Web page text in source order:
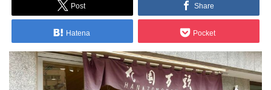
Post Share
Hatena Pocket